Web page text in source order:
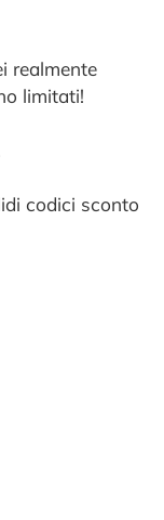
realmente
limitati!
codici sconto